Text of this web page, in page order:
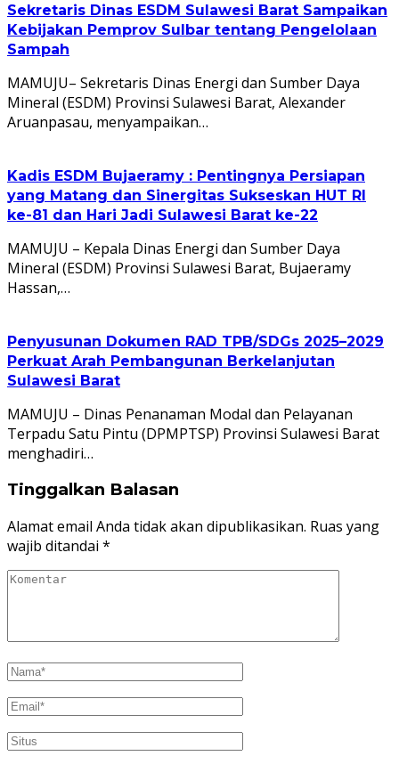
Sekretaris Dinas ESDM Sulawesi Barat Sampaikan
Kebijakan Pemprov Sulbar tentang Pengelolaan
Sampah
MAMUJU– Sekretaris Dinas Energi dan Sumber Daya
Mineral (ESDM) Provinsi Sulawesi Barat, Alexander
Aruanpasau, menyampaikan…
Kadis ESDM Bujaeramy : Pentingnya Persiapan
yang Matang dan Sinergitas Sukseskan HUT RI
ke-81 dan Hari Jadi Sulawesi Barat ke-22
MAMUJU – Kepala Dinas Energi dan Sumber Daya
Mineral (ESDM) Provinsi Sulawesi Barat, Bujaeramy
Hassan,…
Penyusunan Dokumen RAD TPB/SDGs 2025–2029
Perkuat Arah Pembangunan Berkelanjutan
Sulawesi Barat
MAMUJU – Dinas Penanaman Modal dan Pelayanan
Terpadu Satu Pintu (DPMPTSP) Provinsi Sulawesi Barat
menghadiri…
Tinggalkan Balasan
Alamat email Anda tidak akan dipublikasikan. Ruas yang
wajib ditandai *